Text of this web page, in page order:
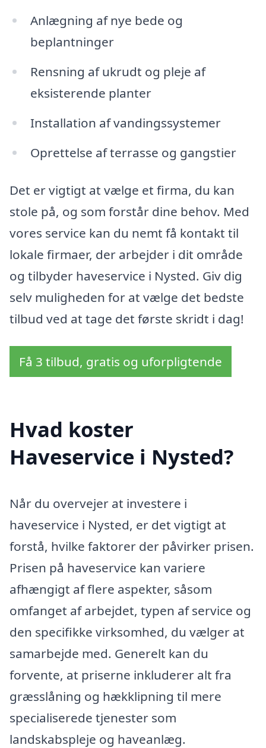
Anlægning af nye bede og
beplantninger
Rensning af ukrudt og pleje af
eksisterende planter
Installation af vandingssystemer
Oprettelse af terrasse og gangstier
Det er vigtigt at vælge et firma, du kan
stole på, og som forstår dine behov. Med
vores service kan du nemt få kontakt til
lokale firmaer, der arbejder i dit område
og tilbyder haveservice i Nysted. Giv dig
selv muligheden for at vælge det bedste
tilbud ved at tage det første skridt i dag!
Få 3 tilbud, gratis og uforpligtende
Hvad koster
Haveservice i Nysted?
Når du overvejer at investere i
haveservice i Nysted, er det vigtigt at
forstå, hvilke faktorer der påvirker prisen.
Prisen på haveservice kan variere
afhængigt af flere aspekter, såsom
omfanget af arbejdet, typen af service og
den specifikke virksomhed, du vælger at
samarbejde med. Generelt kan du
forvente, at priserne inkluderer alt fra
græsslåning og hækklipning til mere
specialiserede tjenester som
landskabspleje og haveanlæg.